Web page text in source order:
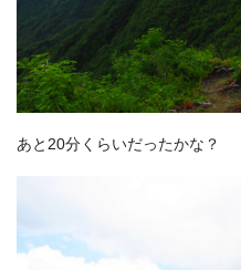
あと20分くらいだったかな？